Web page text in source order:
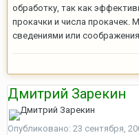
обработку, так как
прокачки и числа прокачек.
сведениями или
Дмитрий Зарекин
Опубликовано: 23 сентября,